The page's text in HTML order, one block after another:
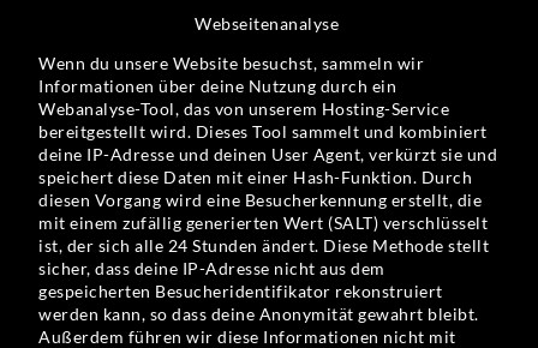
Webseitenanalyse
Wenn du unsere Website besuchst, sammeln wir
Informationen über deine Nutzung durch ein
Webanalyse-Tool, das von unserem Hosting-Service
bereitgestellt wird. Dieses Tool sammelt und kombiniert
deine IP-Adresse und deinen User Agent, verkürzt sie und
speichert diese Daten mit einer Hash-Funktion. Durch
diesen Vorgang wird eine Besucherkennung erstellt, die
mit einem zufällig generierten Wert (SALT) verschlüsselt
ist, der sich alle 24 Stunden ändert. Diese Methode stellt
sicher, dass deine IP-Adresse nicht aus dem
gespeicherten Besucheridentifikator rekonstruiert
werden kann, so dass deine Anonymität gewahrt bleibt.
Außerdem führen wir diese Informationen nicht mit